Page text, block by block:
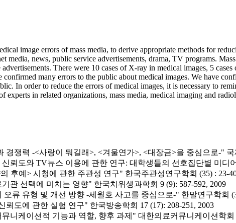
image errors of mass media, to derive appropriate methods for
media, news, public service advertisements, drama, TV programs.
There were 10 cases of X-ray in medical images, 5
many errors to the public about medical images. We have
In order to reduce the errors of medical images, it is necessary to
experts in related organizations, mass media, medical imaging and
경쟁력 -<사랑이 뭐길래>, <겨울연가>, <대장금>을 중심으로-" 국
뢰도와 TV뉴스 이용에 관한 연구: 대학생들의 선호집단별 미디
후예> 시청에 관한 주관성 연구" 한국주관성연구학회 (35) : 23-
관 선택에 미치는 영향" 한국치위생과학회 9 (9): 587-592, 2009
류 유형 및 개선 방향 -세월호 사고를 중심으로-" 한말연구학회
도에 관한 실험 연구" 한국방송학회 17 (17): 208-251, 2003
니케이션적 기능과 역할, 향후 과제" 대한의료커뮤니케이션학회